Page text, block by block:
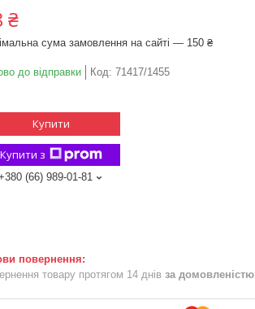
₴
сума замовлення на сайті — 150 ₴
до відправки Код: 71417/1455
Купити
Купити з
(66) 989-01-81
товару протягом 14 днів за домовленістю